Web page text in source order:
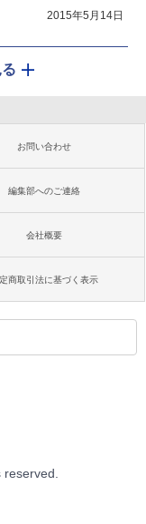
2015年5月14日
お問い合わせ
編集部へのご連絡
会社概要
商取引法に基づく表示